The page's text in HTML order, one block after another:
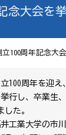
念大会を
100周年記念大
100周年を迎え
行し、卒業生
した。
工業大学の市